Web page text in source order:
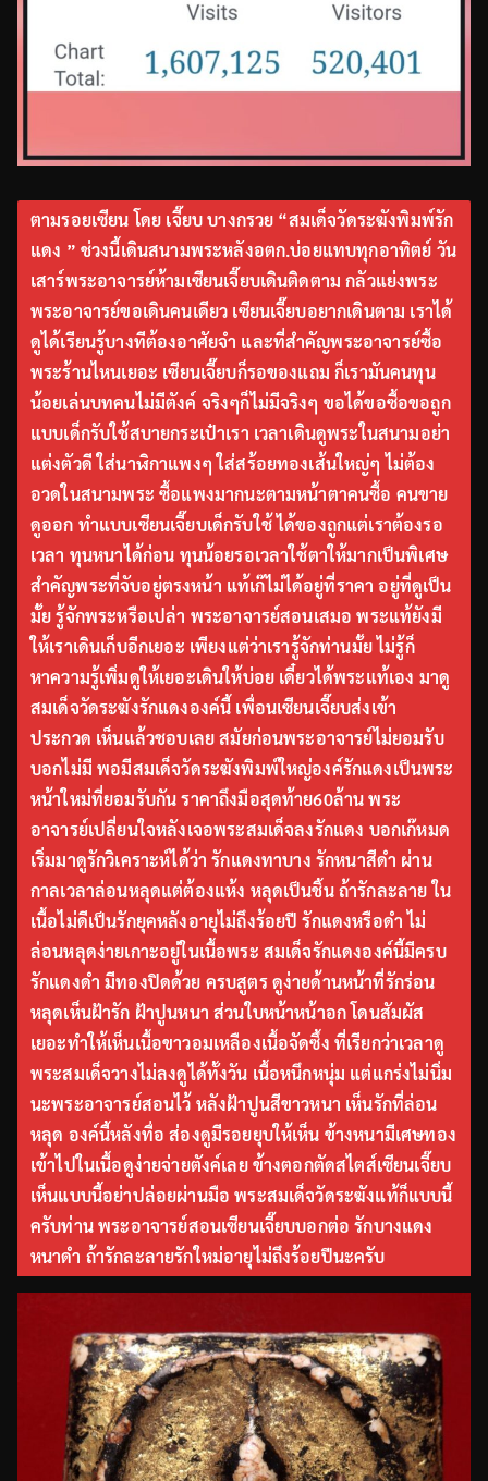
ตามรอยเซียน โดย เจี๊ยบ บางกรวย “สมเด็จวัดระฆังพิมพ์รัก
แดง ” ช่วงนี้เดินสนามพระหลังอตก.บ่อยแทบทุกอาทิตย์ วัน
เสาร์พระอาจารย์ห้ามเซียนเจี๊ยบเดินติดตาม กลัวแย่งพระ
พระอาจารย์ขอเดินคนเดียว เซียนเจี๊ยบอยากเดินตาม เราได้
ดูได้เรียนรู้บางทีต้องอาศัยจำ และที่สำคัญพระอาจารย์ซื้อ
พระร้านไหนเยอะ เซียนเจี๊ยบก็รอของแถม ก็เรามันคนทุน
น้อยเล่นบทคนไม่มีตังค์ จริงๆก็ไม่มีจริงๆ ขอได้ขอซื้อขอถูก
แบบเด็กรับใช้สบายกระเป๋าเรา เวลาเดินดูพระในสนามอย่า
แต่งตัวดี ใส่นาฬิกาแพงๆ ใส่สร้อยทองเส้นใหญ่ๆ ไม่ต้อง
อวดในสนามพระ ซื้อแพงมากนะตามหน้าตาคนซื้อ คนขาย
ดูออก ทำแบบเซียนเจี๊ยบเด็กรับใช้ ได้ของถูกแต่เราต้องรอ
เวลา ทุนหนาได้ก่อน ทุนน้อยรอเวลาใช้ตาให้มากเป็นพิเศษ
สำคัญพระที่จับอยู่ตรงหน้า แท้เก๊ไม่ได้อยู่ที่ราคา อยู่ที่ดูเป็น
มั้ย รู้จักพระหรือเปล่า พระอาจารย์สอนเสมอ พระแท้ยังมี
ให้เราเดินเก็บอีกเยอะ เพียงแต่ว่าเรารู้จักท่านมั้ย ไม่รู้ก็
หาความรู้เพิ่มดูให้เยอะเดินให้บ่อย เดี๋ยวได้พระแท้เอง มาดู
สมเด็จวัดระฆังรักแดงองค์นี้ เพื่อนเซียนเจี๊ยบส่งเข้า
ประกวด เห็นแล้วชอบเลย สมัยก่อนพระอาจารย์ไม่ยอมรับ
บอกไม่มี พอมีสมเด็จวัดระฆังพิมพ์ใหญ่องค์รักแดงเป็นพระ
หน้าใหม่ที่ยอมรับกัน ราคาถึงมือสุดท้าย60ล้าน พระ
อาจารย์เปลี่ยนใจหลังเจอพระสมเด็จลงรักแดง บอกเก๊หมด
เริ่มมาดูรักวิเคราะห์ได้ว่า รักแดงทาบาง รักหนาสีดำ ผ่าน
กาลเวลาล่อนหลุดแต่ต้องแห้ง หลุดเป็นชิ้น ถ้ารักละลาย ใน
เนื้อไม่ดีเป็นรักยุคหลังอายุไม่ถึงร้อยปี รักแดงหรือดำ ไม่
ล่อนหลุดง่ายเกาะอยู่ในเนื้อพระ สมเด็จรักแดงองค์นี้มีครบ
รักแดงดำ มีทองปิดด้วย ครบสูตร ดูง่ายด้านหน้าที่รักร่อน
หลุดเห็นฝ้ารัก ฝ้าปูนหนา ส่วนใบหน้าหน้าอก โดนสัมผัส
เยอะทำให้เห็นเนื้อขาวอมเหลืองเนื้อจัดซึ้ง ที่เรียกว่าเวลาดู
พระสมเด็จวางไม่ลงดูได้ทั้งวัน เนื้อหนึกหนุ่ม แต่แกร่งไม่นิ่ม
นะพระอาจารย์สอนไว้ หลังฝ้าปูนสีขาวหนา เห็นรักที่ล่อน
หลุด องค์นี้หลังทื่อ ส่องดูมีรอยยุบให้เห็น ข้างหนามีเศษทอง
เข้าไปในเนื้อดูง่ายจ่ายตังค์เลย ข้างตอกตัดสไตส์เซียนเจี๊ยบ
เห็นแบบนี้อย่าปล่อยผ่านมือ พระสมเด็จวัดระฆังแท้ก็แบบนี้
ครับท่าน พระอาจารย์สอนเซียนเจี๊ยบบอกต่อ รักบางแดง
หนาดำ ถ้ารักละลายรักใหม่อายุไม่ถึงร้อยปีนะครับ